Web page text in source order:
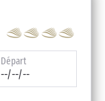
Départ
--/--/--